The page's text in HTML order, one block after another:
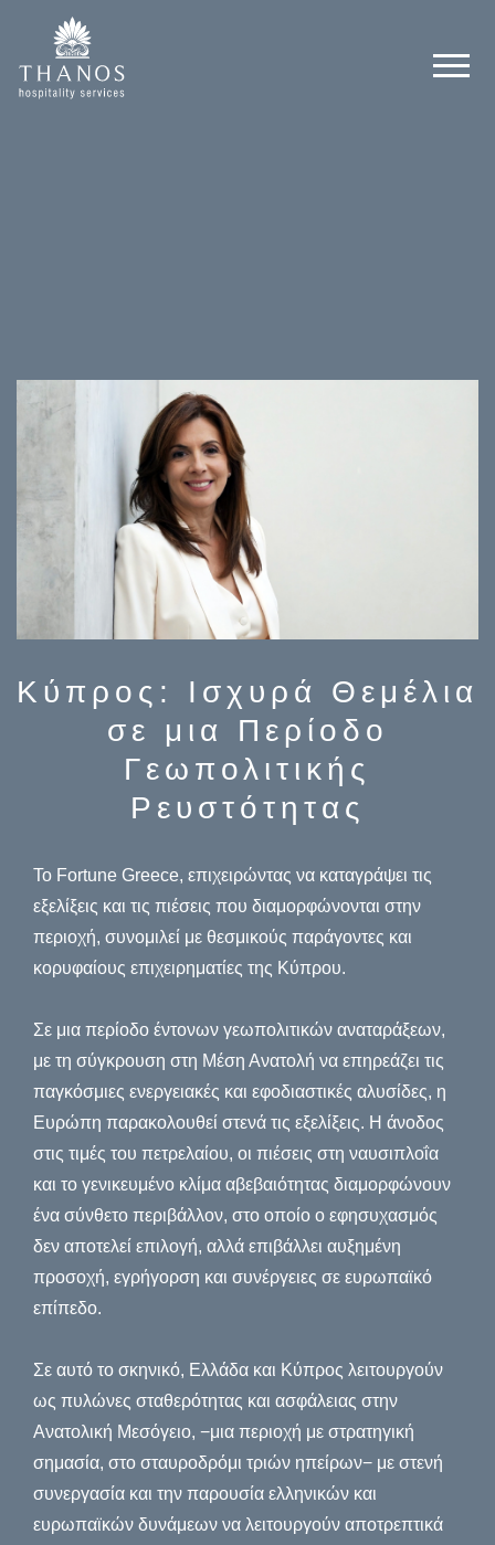
Κύπρος: Ισχυρά Θεμέλια
σε μια Περίοδο
Γεωπολιτικής
Ρευστότητας
Το Fortune Greece, επιχειρώντας να καταγράψει τις
εξελίξεις και τις πιέσεις που διαμορφώνονται στην
περιοχή, συνομιλεί με θεσμικούς παράγοντες και
κορυφαίους επιχειρηματίες της Κύπρου.
Σε μια περίοδο έντονων γεωπολιτικών αναταράξεων,
με τη σύγκρουση στη Μέση Ανατολή να επηρεάζει τις
παγκόσμιες ενεργειακές και εφοδιαστικές αλυσίδες, η
Ευρώπη παρακολουθεί στενά τις εξελίξεις. Η άνοδος
στις τιμές του πετρελαίου, οι πιέσεις στη ναυσιπλοΐα
και το γενικευμένο κλίμα αβεβαιότητας διαμορφώνουν
ένα σύνθετο περιβάλλον, στο οποίο ο εφησυχασμός
δεν αποτελεί επιλογή, αλλά επιβάλλει αυξημένη
προσοχή, εγρήγορση και συνέργειες σε ευρωπαϊκό
επίπεδο.
Σε αυτό το σκηνικό, Ελλάδα και Κύπρος λειτουργούν
ως πυλώνες σταθερότητας και ασφάλειας στην
Ανατολική Μεσόγειο, −μια περιοχή με στρατηγική
σημασία, στο σταυροδρόμι τριών ηπείρων− με στενή
συνεργασία και την παρουσία ελληνικών και
ευρωπαϊκών δυνάμεων να λειτουργούν αποτρεπτικά